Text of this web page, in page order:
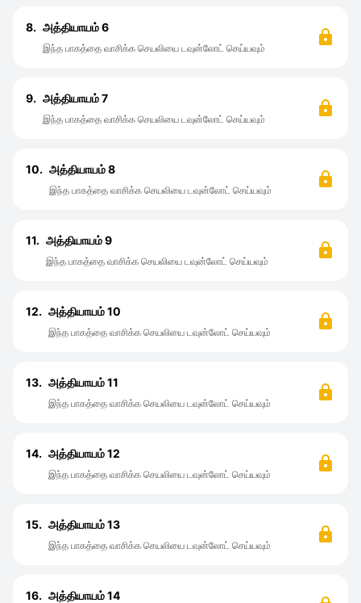
8. அத்தியாயம் 6
இந்த பாகத்தை வாசிக்க செயலியை டவுன்லோட் செய்யவும்
9. அத்தியாயம் 7
இந்த பாகத்தை வாசிக்க செயலியை டவுன்லோட் செய்யவும்
10. அத்தியாயம் 8
இந்த பாகத்தை வாசிக்க செயலியை டவுன்லோட் செய்யவும்
11. அத்தியாயம் 9
இந்த பாகத்தை வாசிக்க செயலியை டவுன்லோட் செய்யவும்
12. அத்தியாயம் 10
இந்த பாகத்தை வாசிக்க செயலியை டவுன்லோட் செய்யவும்
13. அத்தியாயம் 11
இந்த பாகத்தை வாசிக்க செயலியை டவுன்லோட் செய்யவும்
14. அத்தியாயம் 12
இந்த பாகத்தை வாசிக்க செயலியை டவுன்லோட் செய்யவும்
15. அத்தியாயம் 13
இந்த பாகத்தை வாசிக்க செயலியை டவுன்லோட் செய்யவும்
16. அத்தியாயம் 14